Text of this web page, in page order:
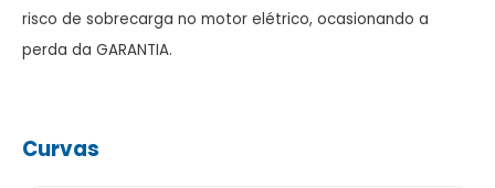
risco de sobrecarga no motor elétrico, ocasionando a
perda da GARANTIA.
Curvas